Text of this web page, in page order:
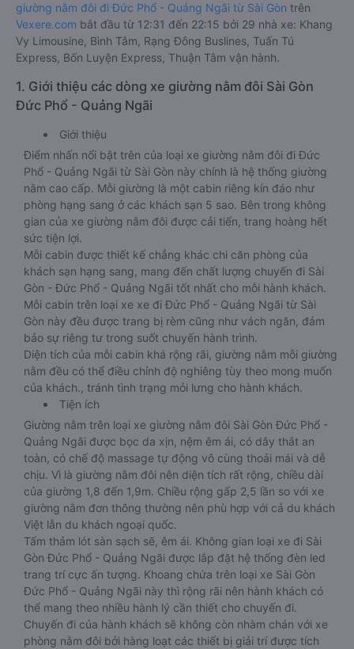
giường nằm đôi đi Đức Phổ - Quảng Ngãi từ Sài Gòn trên
Vexere.com bắt đầu từ 12:31 đến 22:15 bởi 29 nhà xe: Khang
Vy Limousine, Bình Tâm, Rạng Đông Buslines, Tuấn Tú
Express, Bốn Luyện Express, Thuận Tâm vận hành.
1. Giới thiệu các dòng xe giường nằm đôi Sài Gòn
Đức Phổ - Quảng Ngãi
Giới thiệu
Điểm nhấn nổi bật trên của loại xe giường nằm đôi đi Đức
Phổ - Quảng Ngãi từ Sài Gòn này chính là hệ thống giường
nằm cao cấp. Mỗi giường là một cabin riêng kín đáo như
phòng hạng sang ở các khách sạn 5 sao. Bên trong không
gian của xe giường nằm đôi được cải tiến, trang hoàng hết
sức tiện lợi.
Mỗi cabin được thiết kế chẳng khác chi căn phòng của
khách sạn hạng sang, mang đến chất lượng chuyến đi Sài
Gòn - Đức Phổ - Quảng Ngãi tốt nhất cho mỗi hành khách.
Mỗi cabin trên loại xe xe đi Đức Phổ - Quảng Ngãi từ Sài
Gòn này đều được trang bị rèm cũng như vách ngăn, đảm
bảo sự riêng tư trong suốt chuyến hành trình.
Diện tích của mỗi cabin khá rộng rãi, giường nằm mỗi giường
nằm đều có thể điều chỉnh độ nghiêng tùy theo mong muốn
của khách., tránh tình trạng mỏi lưng cho hành khách.
Tiện ích
Giường nằm trên loại xe giường nằm đôi Sài Gòn Đức Phổ -
Quảng Ngãi được bọc da xịn, nệm êm ái, có dây thắt an
toàn, có chế độ massage tự động vô cùng thoải mái và dễ
chịu. Vì là giường nằm đôi nên diện tích rất rộng, chiều dài
của giường 1,8 đến 1,9m. Chiều rộng gấp 2,5 lần so với xe
giường nằm đơn thông thường nên phù hợp với cả du khách
Việt lẫn du khách ngoại quốc.
Tấm thảm lót sàn sạch sẽ, êm ái. Không gian loại xe đi Sài
Gòn Đức Phổ - Quảng Ngãi được lắp đặt hệ thống đèn led
trang trí cực ấn tượng. Khoang chứa trên loại xe Sài Gòn
Đức Phổ - Quảng Ngãi này thì rộng rãi nên hành khách có
thể mang theo nhiều hành lý cần thiết cho chuyến đi.
Chuyến đi của hành khách sẽ không còn nhàm chán với xe
phòng nằm đôi bởi hàng loạt các thiết bị giải trí được tích